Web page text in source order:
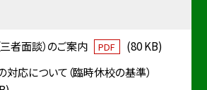
者面談）のご案内 PDF
(80 KB)
応について（臨時休校の基準）